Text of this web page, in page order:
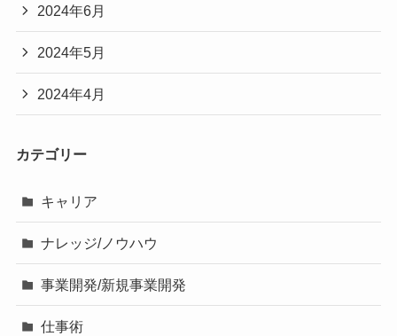
2024年6月
2024年5月
2024年4月
カテゴリー
キャリア
ナレッジ/ノウハウ
事業開発/新規事業開発
仕事術